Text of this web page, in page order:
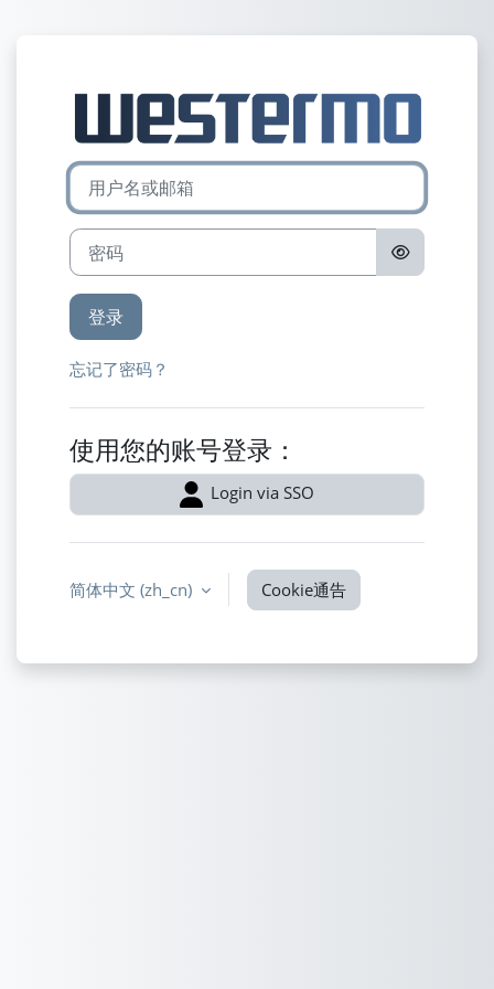
登录Westermo
用户名或邮箱
密码
登录
忘记了密码？
使用您的账号登录：
Login via SSO
简体中文 ‎(zh_cn)‎ Cookie通告